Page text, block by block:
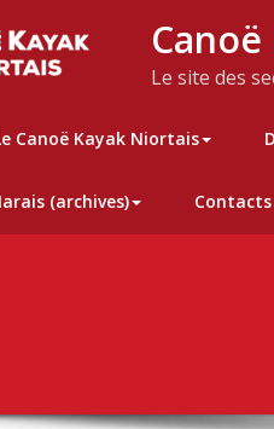
Le site des
Canoë Kayak Niortais
(archives) Contacts